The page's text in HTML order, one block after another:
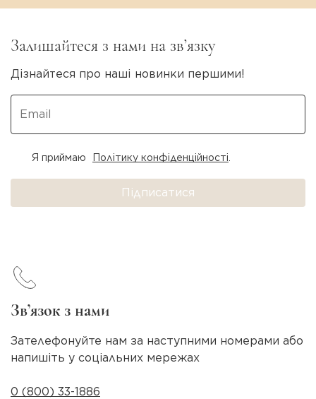
Залишайтеся з нами на зв’язку
Дізнайтеся про наші новинки першими!
Підписатися
Я приймаю Політику конфіденційності
Зв’язок з нами
Зателефонуйте нам за наступними номерами або
напишіть у соціальних мережах
0 (800) 33-1886